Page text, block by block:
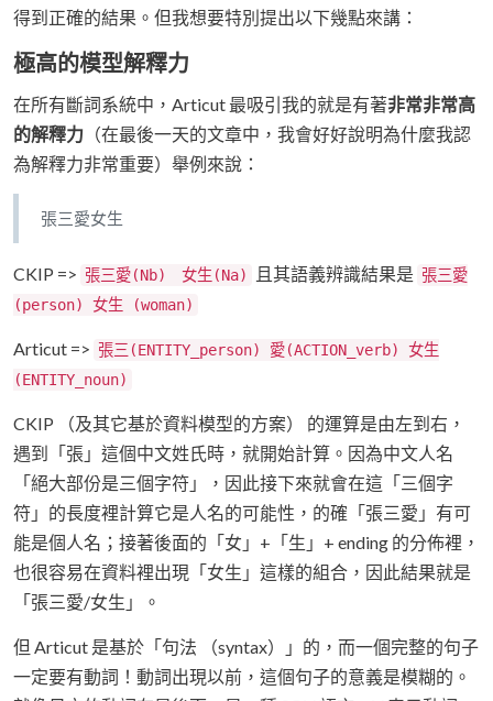
得到正確的結果。但我想要特別提出以下幾點來講：
極高的模型解釋力
在所有斷詞系統中，Articut 最吸引我的就是有著非常非常高
的解釋力 （在最後一天的文章中，我會好好說明為什麼我認
為解釋力非常重要）舉例來說：
張三愛女生
CKIP => 張三愛(Nb) 女生(Na) 且其語義辨識結果是 張三愛
(person) 女生 (woman)
Articut => 張三(ENTITY_person) 愛(ACTION_verb) 女生
(ENTITY_noun)
CKIP （及其它基於資料模型的方案） 的運算是由左到右，
遇到「張」這個中文姓氏時，就開始計算。因為中文人名
「絕大部份是三個字符」，因此接下來就會在這「三個字
符」的長度裡計算它是人名的可能性，的確「張三愛」有可
能是個人名；接著後面的「女」+「生」+ ending 的分佈裡，
也很容易在資料裡出現「女生」這樣的組合，因此結果就是
「張三愛/女生」。
但 Articut 是基於「句法 （syntax）」的，而一個完整的句子
一定要有動詞！動詞出現以前，這個句子的意義是模糊的。